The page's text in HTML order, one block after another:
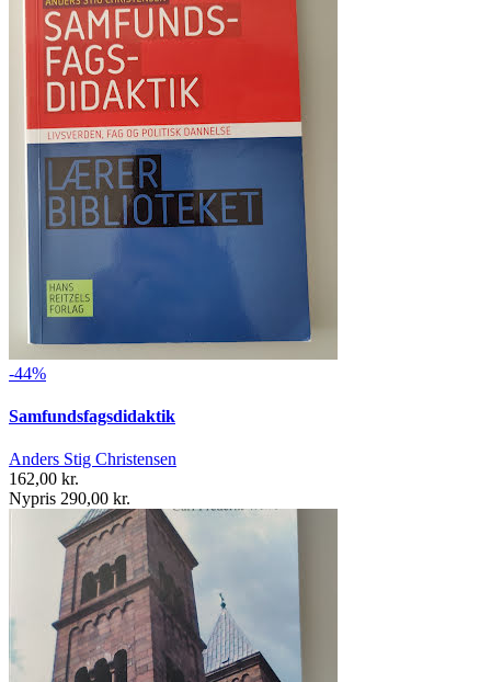
-44%
Samfundsfagsdidaktik
Anders Stig Christensen
162,00 kr.
Nypris 290,00 kr.